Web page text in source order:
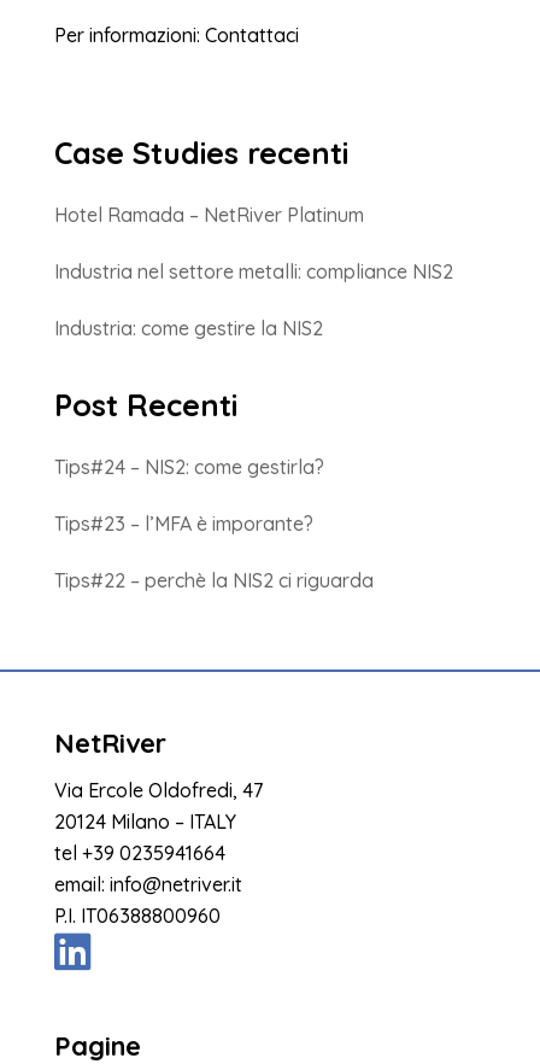
Per informazioni: Contattaci
Case Studies recenti
Hotel Ramada – NetRiver Platinum
Industria nel settore metalli: compliance NIS2
Industria: come gestire la NIS2
Post Recenti
Tips#24 – NIS2: come gestirla?
Tips#23 – l’MFA è imporante?
Tips#22 – perchè la NIS2 ci riguarda
NetRiver
Via Ercole Oldofredi, 47
20124 Milano – ITALY
tel +39 0235941664
email: info@netriver.it
P.I. IT06388800960
Pagine